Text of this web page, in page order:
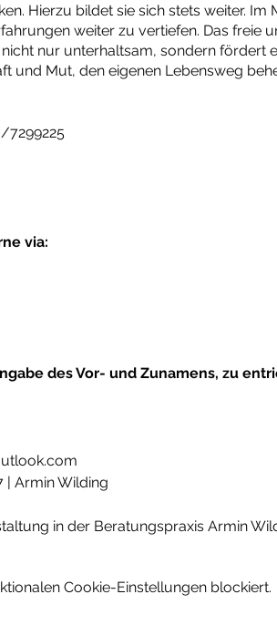
Hierzu bildet sie sich stets weiter. Im
weiter zu vertiefen. Das freie
nur unterhaltsam, sondern fördert
und Mut, den eigenen Lebensweg
7299225
via:
des Vor- und Zunamens, zu
| Armin Wilding
in der Beratungspraxis Armin
Cookie-Einstellungen blockiert.